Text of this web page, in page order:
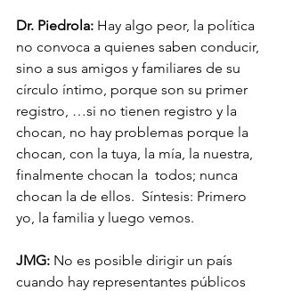
Dr. Piedrola: Hay algo peor, la política
no convoca a quienes saben conducir,
sino a sus amigos y familiares de su
círculo íntimo, porque son su primer
registro, …si no tienen registro y la
chocan, no hay problemas porque la
chocan, con la tuya, la mía, la nuestra,
finalmente chocan la  todos; nunca
chocan la de ellos.  Síntesis: Primero
yo, la familia y luego vemos.
JMG: No es posible dirigir un país
cuando hay representantes públicos